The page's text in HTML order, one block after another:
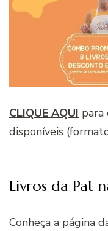
CLIQUE AQUI para
disponíveis
Livros da Pat
Conheça a página